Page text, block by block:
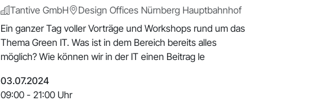
Tantive GmbH
Design Offices Nürnberg Hauptbahnhof
Ein ganzer Tag voller Vorträge und Workshops rund um das
Thema Green IT. Was ist in dem Bereich bereits alles
möglich? Wie können wir in der IT einen Beitrag le
03.07.2024
09:00 - 21:00 Uhr